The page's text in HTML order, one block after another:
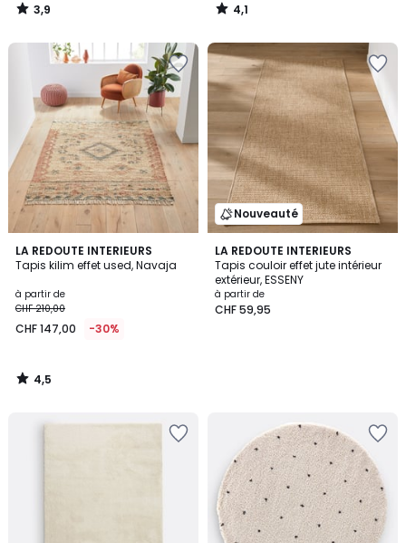
3,9
/
4,1
/
LA REDOUTE INTERIEURS
Tapis kilim effet used, Navaja
à partir de
CHF 210,00
CHF 147,00 -30%
4,5
/ 5
4,5
/
Nouveauté
LA REDOUTE INTERIEURS
Tapis couloir effet jute intérieur
extérieur, ESSENY
à partir de
CHF 59,95